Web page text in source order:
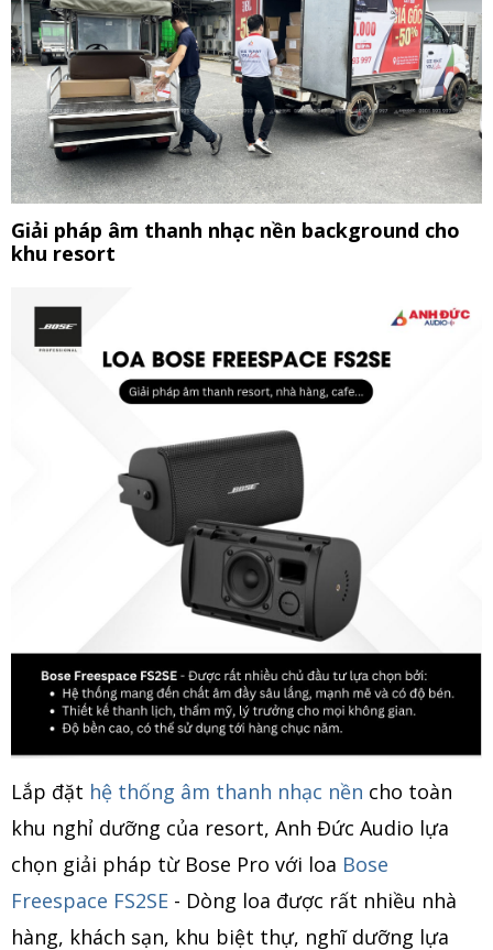
Giải pháp âm thanh nhạc nền background cho
khu resort
Lắp đặt hệ thống âm thanh nhạc nền cho toàn
khu nghỉ dưỡng của resort, Anh Đức Audio lựa
chọn giải pháp từ Bose Pro với loa Bose
Freespace FS2SE - Dòng loa được rất nhiều nhà
hàng, khách sạn, khu biệt thự, nghĩ dưỡng lựa